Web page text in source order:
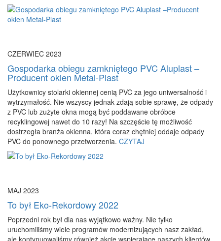
CZERWIEC 2023
Gospodarka obiegu zamkniętego PVC Aluplast –
Producent okien Metal-Plast
Użytkownicy stolarki okiennej cenią PVC za jego uniwersalność i
wytrzymałość. Nie wszyscy jednak zdają sobie sprawę, że odpady
z PVC lub zużyte okna mogą być poddawane obróbce
recyklingowej nawet do 10 razy! Na szczęście tę możliwość
dostrzegła branża okienna, która coraz chętniej oddaje odpady
PVC do ponownego przetworzenia. CZYTAJ
MAJ 2023
To był Eko-Rekordowy 2022
Poprzedni rok był dla nas wyjątkowo ważny. Nie tylko
uruchomiliśmy wiele programów modernizujących nasz zakład,
ale kontynuowaliśmy również akcje wspierające naszych klientów